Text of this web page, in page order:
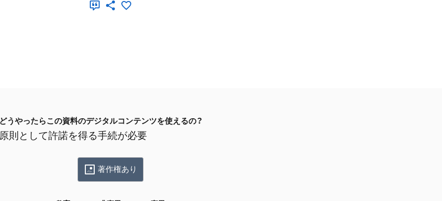
どうやったらこの資料のデジタルコンテンツを使えるの？
原則として許諾を得る手続が必要
著作権あり